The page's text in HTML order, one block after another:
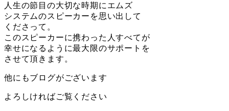
人生の節目の大切な時期にエムズ
システムのスピーカーを思い出して
くださって。
このスピーカーに携わった人すべてが
幸せになるように最大限のサポートを
させて頂きます。
他にもブログがございます
よろしければご覧ください